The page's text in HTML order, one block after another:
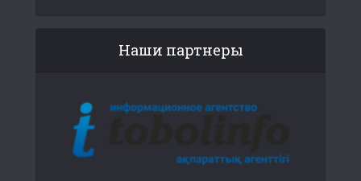
Наши партнеры